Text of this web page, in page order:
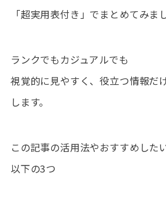
「超実用表付き」でまとめてみま
ランクでもカジュアルでも
視覚的に見やすく、役立つ情報だ
します。
この記事の活用法やおすすめした
以下の3つ